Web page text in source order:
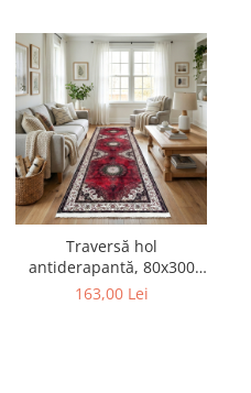
Traversă hol
antiderapantă, 80x300
cm, model clasic oriental
163,00 Lei